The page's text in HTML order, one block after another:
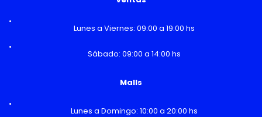
Lunes a Viernes: 09:00 a 19:00 hs
Sábado: 09:00 a 14:00 hs
Malls
Lunes a Domingo: 10:00 a 20:00 hs